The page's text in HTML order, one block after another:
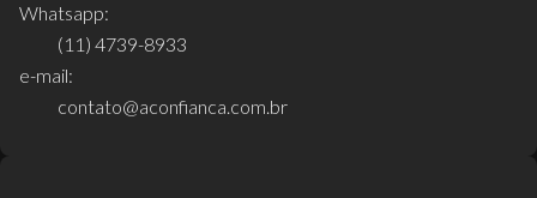
Whatsapp:
(11) 4739-8933
e-mail:
contato@aconfianca.com.br